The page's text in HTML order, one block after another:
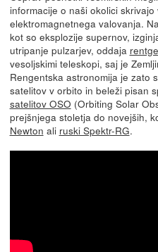
informacije o naši okolici
elektromagnetnega valovanja.
kot so eksplozije supernov,
utripanje pulzarjev, oddaja
vesoljskimi teleskopi, saj je
Rengentska astronomija je zato
satelitov v orbito in beleži pisan
satelitov OSO (Orbiting Solar
prejšnjega stoletja do novejših,
Newton ali ruski Spektr-RG.